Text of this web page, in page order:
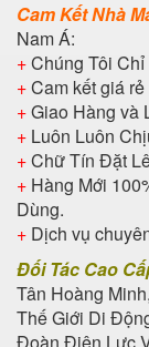
Cam Kết Nhà
Nam Á:
+Chúng Tôi
+Cam kết giá
+Giao Hàng và
+ Luôn Luôn
+Chữ Tín Đặt
+ Hàng Mới
Dùng.
+ Dịch vụ
Đối Tác Cao
Tân Hoàng
Thế Giới Di